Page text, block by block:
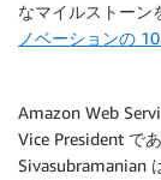
なマイルストーン
ノベーションの
Amazon Web
Vice President で
Sivasubramanian